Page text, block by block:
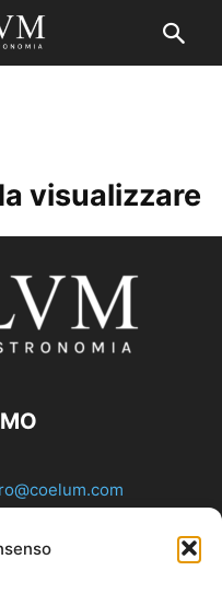
visualizzare